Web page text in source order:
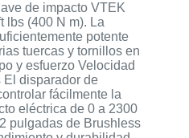
de impacto VTEK
lbs (400 N m). La
potente
tuercas y tornillos en
y esfuerzo Velocidad
disparador de
fácilmente la
eléctrica de 0 a 2300
pulgadas de Brushless